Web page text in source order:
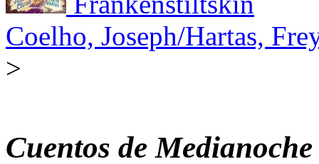
Coelho, Joseph/Hartas,
>
Cuentos de Medianoche